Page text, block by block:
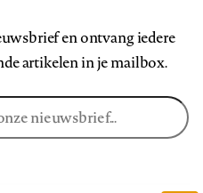
en ontvang iedere
artikelen in je mailbox.